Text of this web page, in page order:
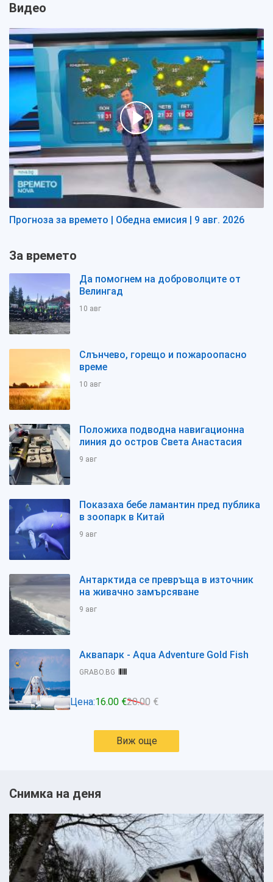
Видео
Прогноза за времето | Обедна емисия | 9 авг. 2026
За времето
Да помогнем на доброволците от
Велингад
10 авг
Слънчево, горещо и пожароопасно
време
10 авг
Положиха подводна навигационна
линия до остров Света Анастасия
9 авг
Показаха бебе ламантин пред публика
в зоопарк в Китай
9 авг
Антарктида се превръща в източник
на живачно замърсяване
9 авг
Аквапарк - Aqua Adventure Gold Fish
GRABO.BG
Цена:16.00 €20.00 €
Виж още
Снимка на деня